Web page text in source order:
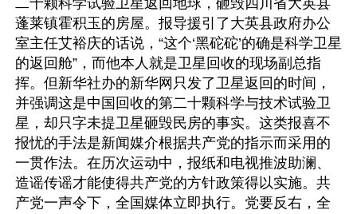
二十颗科学试验卫星返回地球，砸毁四川省大英县
蓬莱镇霍积玉的房屋。报导援引了大英县政府办公
室主任艾裕庆的话说，“这个‘黑砣砣’的确是科学卫星
的返回舱”，而他本人就是卫星回收的现场副总指
挥。但新华社办的新华网只发了卫星返回的时间，
并强调这是中国回收的第二十颗科学与技术试验卫
星，却只字未提卫星砸毁民房的事实。这类报喜不
报忧的手法是新闻媒介根据共产党的指示而采用的
一贯作法。在历次运动中，报纸和电视推波助澜、
造谣传谣才能使得共产党的方针政策得以实施。共
产党一声令下，全国媒体立即执行。党要反右，全